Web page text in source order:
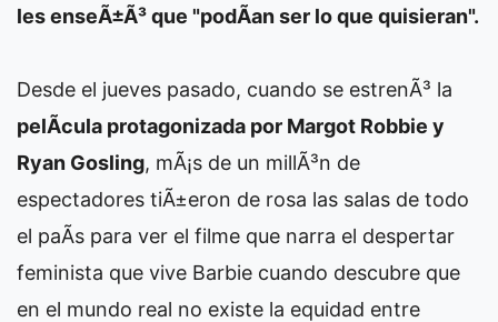
les enseÃ±Ã³ que "podÃ­an ser lo que quisieran".
Desde el jueves pasado, cuando se estrenÃ³ la
pelÃ­cula protagonizada por Margot Robbie y
Ryan Gosling, mÃ¡s de un millÃ³n de
espectadores tiÃ±eron de rosa las salas de todo
el paÃ­s para ver el filme que narra el despertar
feminista que vive Barbie cuando descubre que
en el mundo real no existe la equidad entre